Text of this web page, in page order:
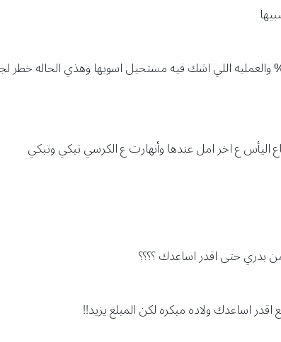
ع اخر امل عندها وأنهارت ع الكرسي تبكي وتبكي
حتى اقدر اساعدك ؟؟؟؟
اقدر اساعدك ولاده مبكره لكن المبلغ يزيد!!